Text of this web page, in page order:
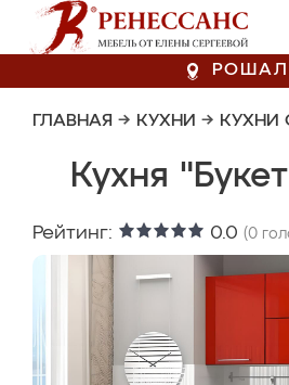
ГЛАВНАЯ → КУХНИ → КУХНИ
Кухня
Рейтинг: 0.0 (0